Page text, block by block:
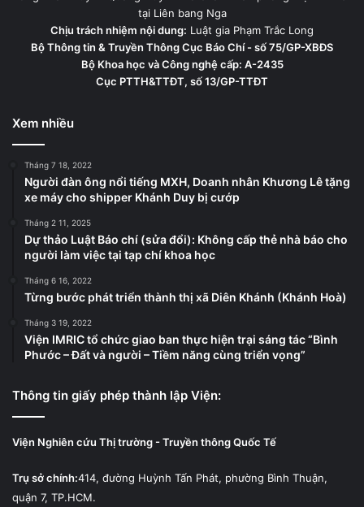
tại Liên bang Nga
Chịu trách nhiệm nội dung: Luật gia Phạm Trắc Long
Bộ Thông tin & Truyền Thông Cục Báo Chí - số 75/GP-XBĐS
Bộ Khoa học và Công nghệ cấp: A-2435
Cục PTTH&TTĐT, số 13/GP-TTĐT
Xem nhiều
Tháng 7 18, 2022
Người đàn ông nổi tiếng MXH, Doanh nhân Khương Lê tặng
xe máy cho shipper Khánh Duy bị cướp
Tháng 2 11, 2025
Dự thảo Luật Báo chí (sửa đổi): Không cấp thẻ nhà báo cho
người làm việc tại tạp chí khoa học
Tháng 6 16, 2022
Từng bước phát triển thành thị xã Diên Khánh (Khánh Hoà)
Tháng 3 19, 2022
Viện IMRIC tổ chức giao ban thực hiện trại sáng tác “Bình
Phước – Đất và người – Tiềm năng cùng triển vọng”
Thông tin giấy phép thành lập Viện:
Viện Nghiên cứu Thị trường - Truyền thông Quốc Tế
Trụ sở chính:414, đường Huỳnh Tấn Phát, phường Bình Thuận,
quận 7, TP.HCM.